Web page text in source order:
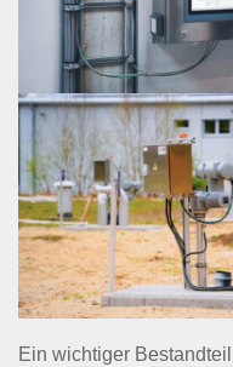
Ein wichtiger